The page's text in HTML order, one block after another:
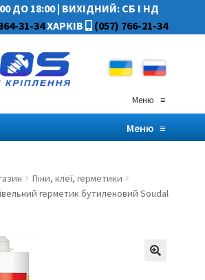
ДО 18:00| ВИХІДНИЙ: СБ І НД
31-34ХАРКІВ (057) 766-21-34
Меню≡
Меню≡
Піни, клеї, герметики
герметик бутиленовий Soudal